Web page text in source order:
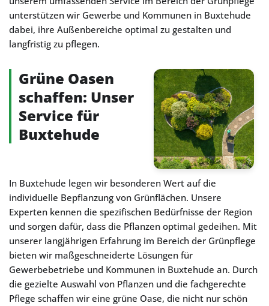
unterstützen wir Gewerbe und Kommunen in Buxtehude
dabei, ihre Außenbereiche optimal zu gestalten und
langfristig zu pflegen.
Grüne Oasen
schaffen: Unser
Service für
Buxtehude
In Buxtehude legen wir besonderen Wert auf die
individuelle Bepflanzung von Grünflächen. Unsere
Experten kennen die spezifischen Bedürfnisse der Region
und sorgen dafür, dass die Pflanzen optimal gedeihen. Mit
unserer langjährigen Erfahrung im Bereich der Grünpflege
bieten wir maßgeschneiderte Lösungen für
Gewerbebetriebe und Kommunen in Buxtehude an. Durch
die gezielte Auswahl von Pflanzen und die fachgerechte
Pflege schaffen wir eine grüne Oase, die nicht nur schön